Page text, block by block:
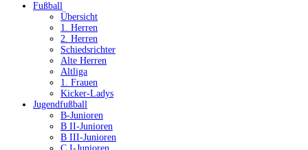
Fußball
Übersicht
1. Herren
2. Herren
Schiedsrichter
Alte Herren
Altliga
1. Frauen
Kicker-Ladys
Jugendfußball
B-Junioren
B II-Junioren
B III-Junioren